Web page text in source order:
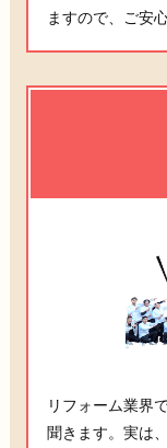
ますので、ご安
リフォーム業界
聞きます。実は